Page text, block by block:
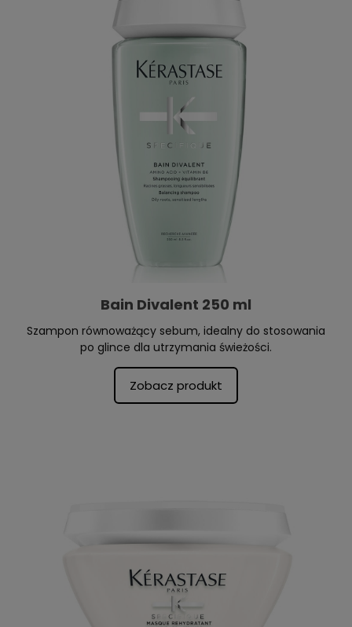
Bain Divalent 250 ml
Szampon równoważący sebum, idealny do stosowania
po glince dla utrzymania świeżości.
Zobacz produkt